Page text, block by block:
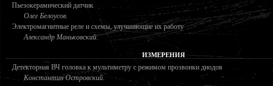
Пьезокерамический датчик
Олег Белоусов.
Электромагнитные реле и схемы, улучшающие их работу
Александр Маньковский.
ИЗМЕРЕНИЯ
Детекторная ВЧ головка к мультиметру с режимом прозвонки диодов
Константин Островский.